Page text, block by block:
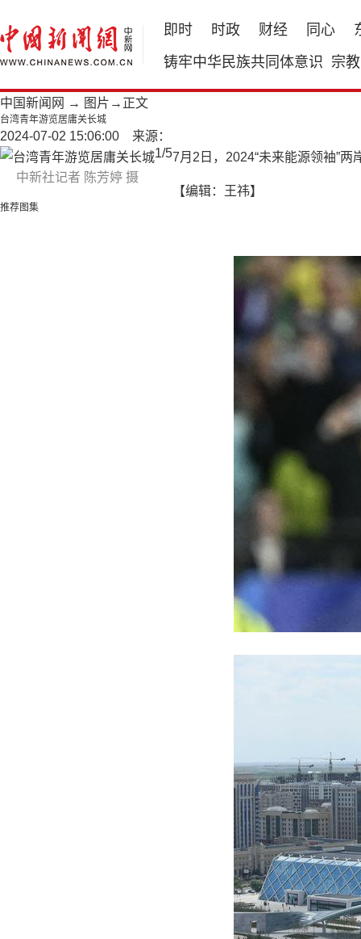
即时 时政 财经 同心
铸牢中华民族共同体意识 宗教
中国新闻网 → 图片 →正文
台湾青年游览居庸关长城
2024-07-02 15:06:00 来源：
中新社记者 陈芳婷 摄
1/57月2日，2024“未来能源领袖”
【编辑：王祎】
推荐图集